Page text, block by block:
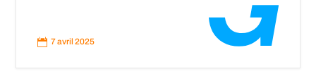
Read
More
 7 avril 2025